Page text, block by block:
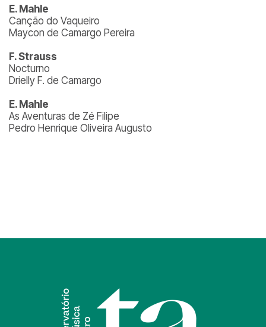
E. Mahle
Canção do Vaqueiro
Maycon de Camargo Pereira
F. Strauss
Nocturno
Drielly F. de Camargo
E. Mahle
As Aventuras de Zé Filipe
Pedro Henrique Oliveira Augusto